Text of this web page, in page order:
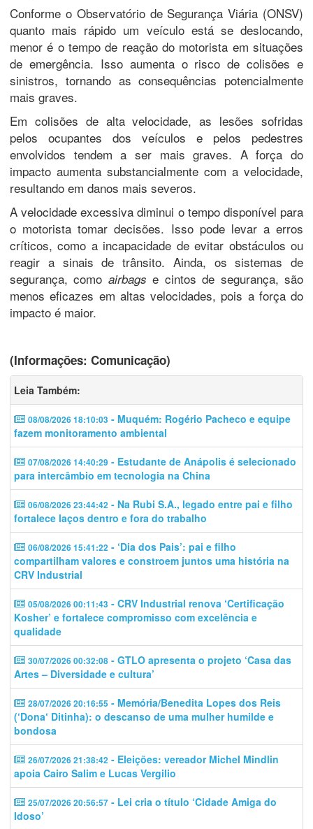
Conforme o Observatório de Segurança Viária (ONSV)
quanto mais rápido um veículo está se deslocando,
menor é o tempo de reação do motorista em situações
de emergência. Isso aumenta o risco de colisões e
sinistros, tornando as consequências potencialmente
mais graves.
Em colisões de alta velocidade, as lesões sofridas
pelos ocupantes dos veículos e pelos pedestres
envolvidos tendem a ser mais graves. A força do
impacto aumenta substancialmente com a velocidade,
resultando em danos mais severos.
A velocidade excessiva diminui o tempo disponível para
o motorista tomar decisões. Isso pode levar a erros
críticos, como a incapacidade de evitar obstáculos ou
reagir a sinais de trânsito. Ainda, os sistemas de
segurança, como airbags e cintos de segurança, são
menos eficazes em altas velocidades, pois a força do
impacto é maior.
(Informações: Comunicação)
Leia Também:
08/08/2026 18:10:03 - Muquém: Rogério Pacheco e equipe
fazem monitoramento ambiental
07/08/2026 14:40:29 - Estudante de Anápolis é selecionado
para intercâmbio em tecnologia na China
06/08/2026 23:44:42 - Na Rubi S.A., legado entre pai e filho
fortalece laços dentro e fora do trabalho
06/08/2026 15:41:22 - ‘Dia dos Pais’: pai e filho
compartilham valores e constroem juntos uma história na
CRV Industrial
05/08/2026 00:11:43 - CRV Industrial renova ‘Certificação
Kosher’ e fortalece compromisso com excelência e
qualidade
30/07/2026 00:32:08 - GTLO apresenta o projeto ‘Casa das
Artes – Diversidade e cultura’
28/07/2026 20:16:55 - Memória/Benedita Lopes dos Reis
(‘Dona‘ Ditinha): o descanso de uma mulher humilde e
bondosa
26/07/2026 21:38:42 - Eleições: vereador Michel Mindlin
apoia Cairo Salim e Lucas Vergilio
25/07/2026 20:56:57 - Lei cria o título ‘Cidade Amiga do
Idoso’